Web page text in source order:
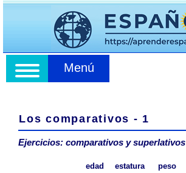
Menú
Los comparativos - 1
Ejercicios: comparativos y superlativos
edad estatura peso